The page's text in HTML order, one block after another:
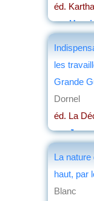
éd.
parHenri
les
Grande
Dornel
éd. La
par
La nature
haut, par
Blanc